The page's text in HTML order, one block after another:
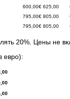
600,00€ 625,00
795,00€ 805,00
795,00€ 805,00
20%. Цены не
евро):